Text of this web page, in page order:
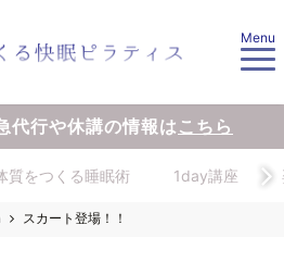
Menu
代行や休講の情報はこちら
質をつくる睡眠術 1day講座
スカート登場！！